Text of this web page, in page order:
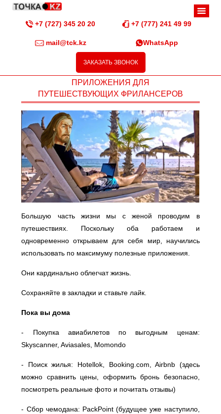
+7 (727) 345 20 20 +7 (777) 241 49 99
mail@tck.kz WhatsApp
ЗАКАЗАТЬ ЗВОНОК
ПРИЛОЖЕНИЯ ДЛЯ
ПУТЕШЕСТВУЮЩИХ ФРИЛАНСЕРОВ
Большую часть жизни мы с женой проводим в
путешествиях. Поскольку оба работаем и
одновременно открываем для себя мир, научились
использовать по максимуму полезные приложения.
Они кардинально облегчат жизнь.
Сохраняйте в закладки и ставьте лайк.
Пока вы дома
- Покупка авиабилетов по выгодным ценам:
Skyscanner, Aviasales, Momondo⠀
- Поиск жилья: Hotellok, Booking.com, Airbnb (здесь
можно сравнить цены, оформить бронь безопасно,
посмотреть реальные фото и почитать отзывы)⠀
- Сбор чемодана: PackPoint (будущее уже наступило,